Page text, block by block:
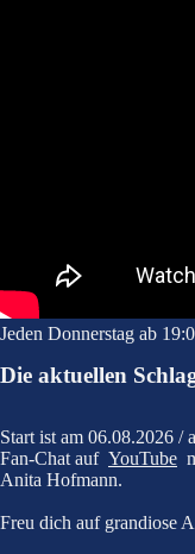
Jeden Donnerstag ab
Die aktuellen
Start ist am 06.08.2026 /
Fan-Chat auf YouTube
Anita Hofmann.
Freu dich auf grandiose